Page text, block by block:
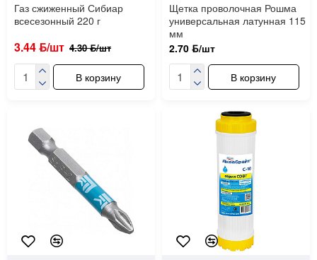
Газ сжиженный Сибиар
всесезонный 220 г
3.44 ƃ/шт 4.30 ƃ/шт
В корзину
Щетка проволочная Рошма
универсальная латунная 115
мм
2.70 ƃ/шт
В корзину